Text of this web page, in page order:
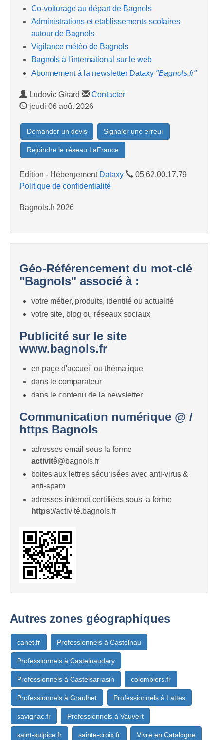
Co-voiturage au départ de Bagnols
Administrations et etablissements scolaires
autour de Bagnols
Vigilance météo de Bagnols
Bagnols à l'international sur le web
Abonnement à la newsletter Dataxy "Bagnols.fr"
Ludovic Girard
Contacter
jeudi 06 août 2026
Demander un devis Signaler une erreur
Rejoindre le réseau LaFrance
Edition - Hébergement Dataxy
05.62.00.17.79
Politique de confidentialité
Bagnols.fr 2026
Géo-Référencement du mot-clé
"Bagnols" associé à :
votre métier, produits, identité ou actualité
votre site, blog ou réseaux sociaux
Publicité sur le site
www.bagnols.fr
en page d'accueil ou thématique
dans le comparateur
dans le contenu de la newsletter
Communication numérique @ /
https Bagnols
adresses email sous la forme
activité@bagnols.fr
boites aux lettres sécurisées avec anti-virus &
anti-spam
adresses internet certifiées sous la forme
https://activité.bagnols.fr
Autres zones géographiques
canet.fr Professionnels à Castelnau
Professionnels à Castelnaudary
Professionnels à Castelsarrasin colombiers.fr
Professionnels à Graulhet Professionnels à Lattes
savignac.fr Professionnels à Vauvert
saint-sulpice.fr sainte-croix.fr Vivre en Catalogne